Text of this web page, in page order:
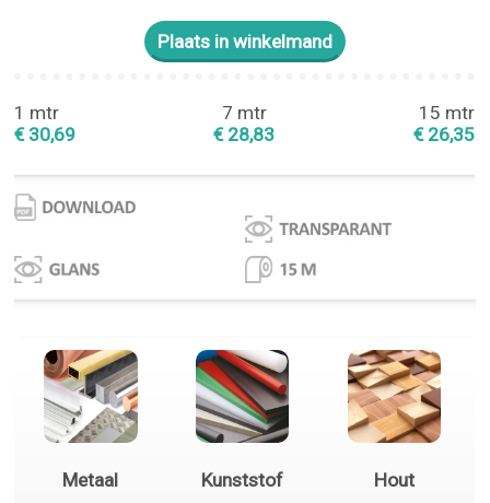
1 mtr
€ 30,69
7 mtr
€ 28,83
15 mtr
€ 26,35
Metaal Kunststof Hout